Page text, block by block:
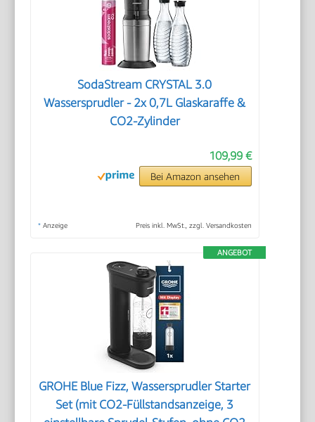
SodaStream CRYSTAL 3.0
Wassersprudler - 2x 0,7L Glaskaraffe &
CO2-Zylinder
109,99 €
Bei Amazon ansehen
* Anzeige Preis inkl. MwSt., zzgl. Versandkosten
ANGEBOT
GROHE Blue Fizz, Wassersprudler Starter
Set (mit CO2-Füllstandsanzeige, 3